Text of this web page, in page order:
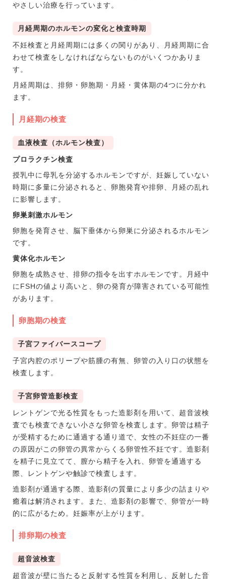
やさしい治療を行っています。
月経周期のホルモンの変化と検査時期
不妊検査と月経周期には多くの関りがあり、月経周期に合
わせて検査をしなければならないものがいくつかありま
す。
月経周期は、排卵・卵胞期・月経・黄体期の4つに分かれ
ます。
月経期の検査
血液検査（ホルモン検査）
プロラクチン検査
授乳中に母乳を分泌するホルモンですが、妊娠していない
時期に多量に分泌されると、卵胞発育や排卵、月経の乱れ
に影響します。
卵巣刺激ホルモン
卵胞を発育させ、脳下垂体から卵巣に分泌されるホルモン
です。
黄体化ホルモン
卵胞を成熟させ、排卵の指令を出すホルモンです。月経中
にFSHの値より高いと、卵の発育が障害されている可能性
があります。
卵胞期の検査
子宮ファイバースコープ
子宮内腔のポリープや筋腫の有無、卵管の入り口の状態を
検査します。
子宮卵管造影検査
レントゲンで光る性質をもった造影剤を用いて、超音波検
査でも検査できない小さな卵管を検査します。卵管は精子
が受精するために通過する通り道で、女性の不妊症の一番
の原因がこの卵管の異常からくる卵管性不妊です。造影剤
を精子に見立てて、膣から精子を入れ、卵管を通過する
際、レントゲンや触診で検査します。
造影剤が通過する際、造影剤の質量により多少の詰まりや
癒着は解消されます。また、造影剤の影響で、卵管が一時
的に広がるため。妊娠率が上がります。
排卵期の検査
超音波検査
超音波が壁に当たると反射する性質を利用し、反射した音